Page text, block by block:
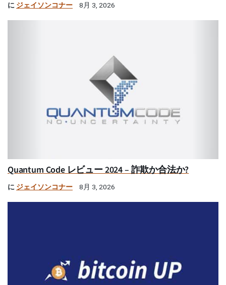
に ジェイソンコナー 8月 3, 2026
Quantum Code レビュー 2024 – 詐欺か合法か?
に ジェイソンコナー 8月 3, 2026